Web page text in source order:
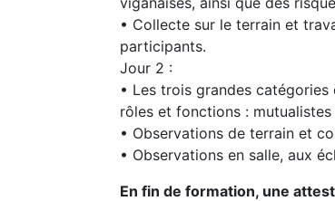
• Collecte sur le terrain et
participants.
Jour 2 :
• Les trois grandes
rôles et fonctions :
• Observations de terrain et
• Observations en salle, aux
En fin de formation, une